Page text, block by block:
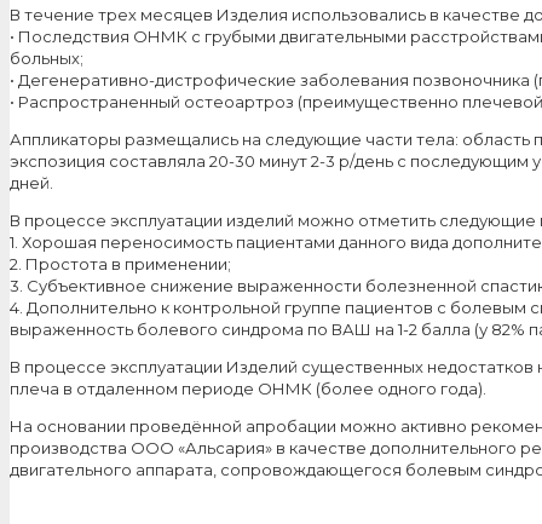
В течение трех месяцев Изделия использовались в качестве
• Последствия ОНМК с грубыми двигательными
больных;
• Дегенеративно-дистрофические заболевания
• Распространенный остеоартроз (преимущественно
Аппликаторы размещались на следующие части тела: область
экспозиция составляла 20-30 минут 2-3 р/день с последующим
дней.
В процессе эксплуатации изделий можно отметить
1. Хорошая переносимость пациентами данного вида
2. Простота в применении;
3. Субъективное снижение выраженности болезненной
4. Дополнительно к контрольной группе пациентов с
выраженность болевого синдрома по ВАШ на 1-2 балла (у 82%
В процессе эксплуатации Изделий существенных
плеча в отдаленном периоде ОНМК (более одного года).
На основании проведённой апробации можно активно
производства ООО «Альсария» в качестве дополнительного
двигательного аппарата, сопровождающегося болевым